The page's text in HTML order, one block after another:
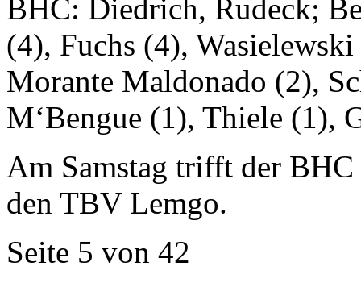
BHC: Diedrich, Rudeck;
(4), Fuchs (4),
Morante Maldonado (2),
M‘Bengue (1), Thiele (1),
Am Samstag trifft der
den TBV Lemgo.
Seite 5 von 42